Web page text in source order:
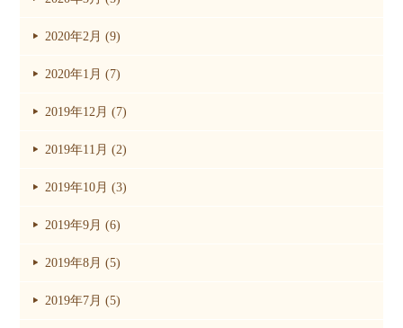
2020年2月 (9)
2020年1月 (7)
2019年12月 (7)
2019年11月 (2)
2019年10月 (3)
2019年9月 (6)
2019年8月 (5)
2019年7月 (5)